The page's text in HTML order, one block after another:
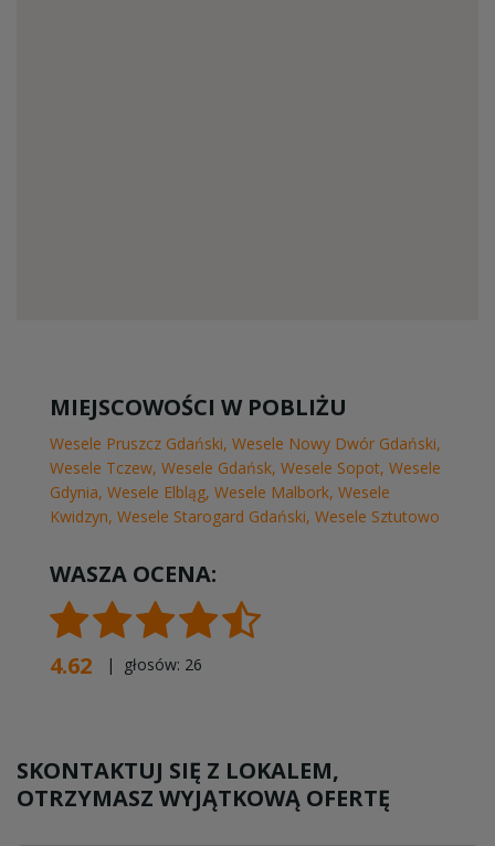
MIEJSCOWOŚCI W POBLIŻU
Wesele Pruszcz Gdański, Wesele Nowy Dwór Gdański,
Wesele Tczew, Wesele Gdańsk, Wesele Sopot, Wesele
Gdynia, Wesele Elbląg, Wesele Malbork, Wesele
Kwidzyn, Wesele Starogard Gdański, Wesele Sztutowo
WASZA OCENA:
4.62 | głosów: 26
SKONTAKTUJ SIĘ Z LOKALEM,
OTRZYMASZ WYJĄTKOWĄ OFERTĘ